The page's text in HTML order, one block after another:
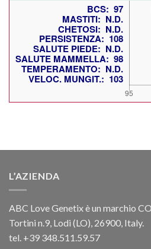
L’AZIENDA
ABC Love Genetix è un marchio
Tortini n.9, Lodi (LO), 26900, Italy.
tel. +39 348.511.59.57